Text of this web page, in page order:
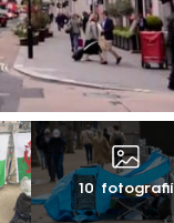
10 fotografií